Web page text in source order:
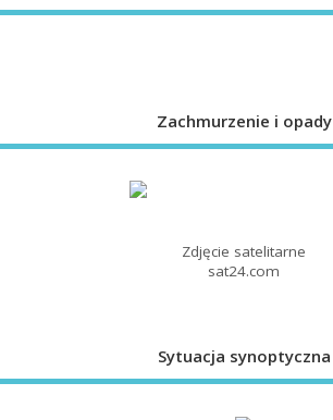
Zachmurzenie i opady
Zdjęcie satelitarne
sat24.com
Sytuacja synoptyczna